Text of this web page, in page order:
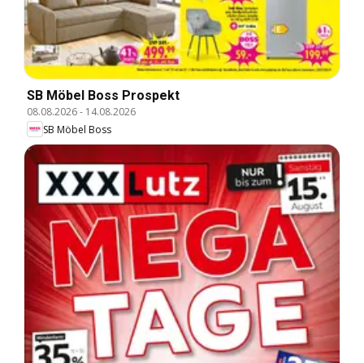
SB Möbel Boss Prospekt
08.08.2026- 14.08.2026
SB Möbel Boss